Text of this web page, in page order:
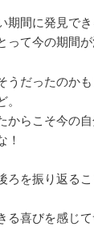
間に発見で
て今の期間
うだったのか
からこそ今の
！
を振り返る
る喜びを感じ